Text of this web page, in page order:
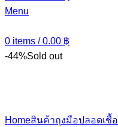
Menu
0 items / 0.00 ฿
-44%Sold out
Homeสินค้าถุงมือปลอดเชื้อ